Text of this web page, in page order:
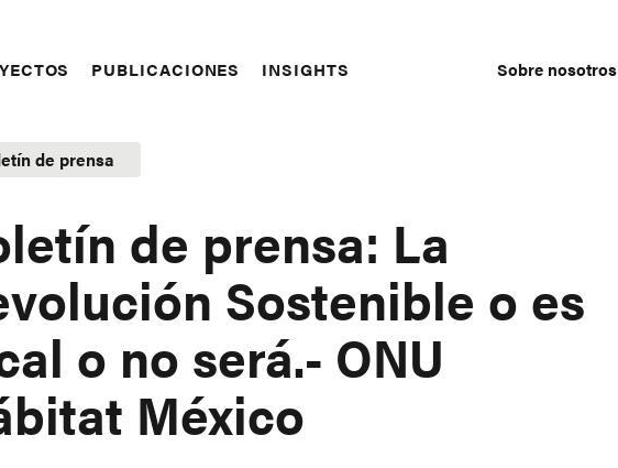
PUBLICACIONES INSIGHTS Sobre nosotros
de prensa
de prensa: La
Sostenible o es
o no será.- ONU
México